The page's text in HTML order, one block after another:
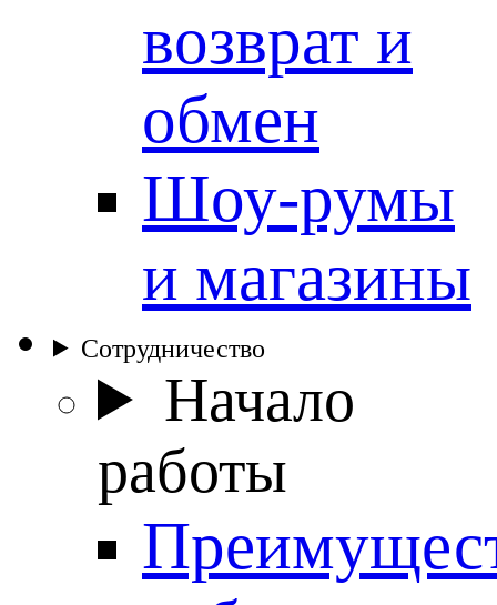
возврат и
обмен
Шоу-румы
и магазины
Сотрудничество
Начало
работы